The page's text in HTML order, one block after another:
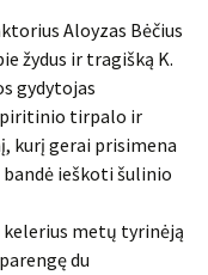
Aloyzas Bėčius
žydus ir tragišką K.
gydytojas
tirpalo ir
kurį gerai prisimena
bandė ieškoti šulinio
metų tyrinėją
du